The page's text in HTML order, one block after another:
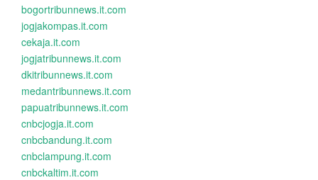
bogortribunnews.it.com
jogjakompas.it.com
cekaja.it.com
jogjatribunnews.it.com
dkitribunnews.it.com
medantribunnews.it.com
papuatribunnews.it.com
cnbcjogja.it.com
cnbcbandung.it.com
cnbclampung.it.com
cnbckaltim.it.com